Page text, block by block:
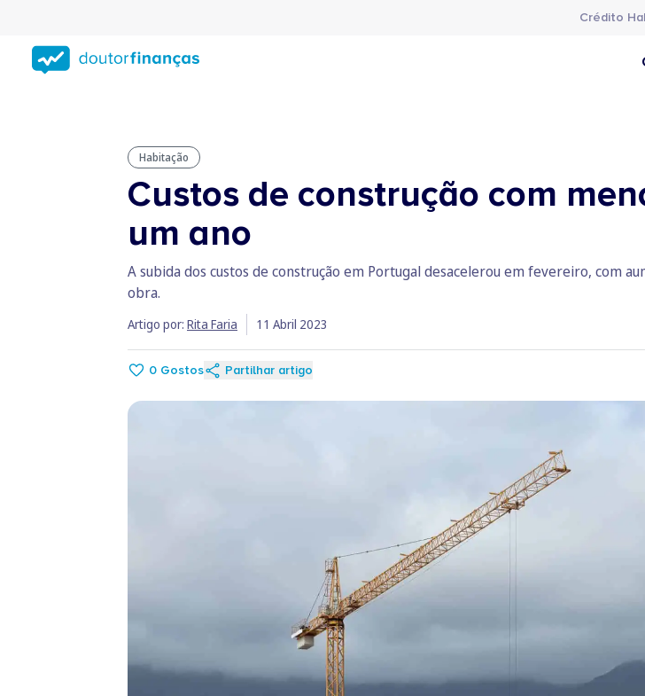
conteúdo
principal
Crédito
Habitação
Custos de construção com
um ano
A subida dos custos de construção em Portugal desacelerou em fevereiro, com
obra.
Artigo por: Rita Faria 11 Abril 2023
0 Gostos Partilhar artigo